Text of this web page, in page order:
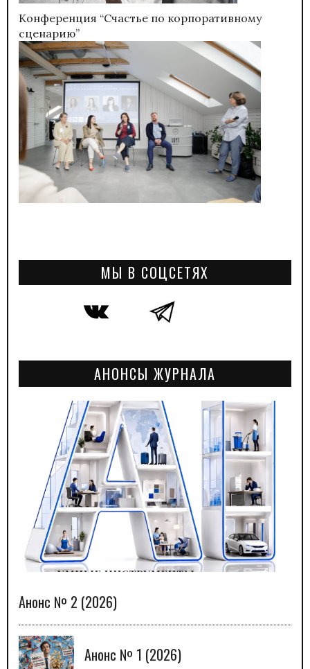
Конференция “Счастье по корпоративному
сценарию”
МЫ В СОЦСЕТЯХ
АНОНСЫ ЖУРНАЛА
Анонс № 2 (2026)
Анонс № 1 (2026)